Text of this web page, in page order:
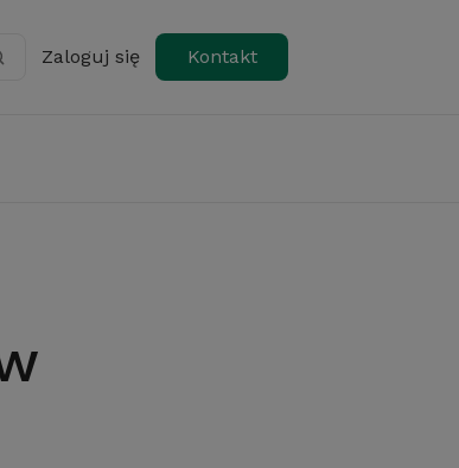
Zaloguj się Kontakt